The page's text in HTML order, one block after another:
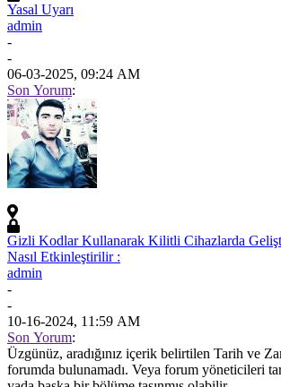
Yasal Uyarı
admin
-
-
06-03-2025, 09:24 AM
Son Yorum:
Gizli Kodlar Kullanarak Kilitli Cihazlarda
Nasıl Etkinleştirilir :
admin
-
-
10-16-2024, 11:59 AM
Son Yorum:
Üzgünüz, aradığınız içerik belirtilen Tarih ve
forumda bulunamadı. Veya forum yöneticileri